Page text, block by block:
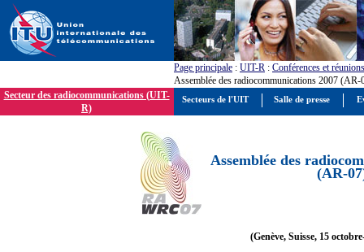
Page principale : UIT-R : Conférences et réunions
Assemblée des radiocommunications 2007 (AR-
Secteur des radiocommunications (UIT-
R)
Assemblée des
(AR-
(Genève, Suisse, 15
Secteurs de l'UIT Salle de presse